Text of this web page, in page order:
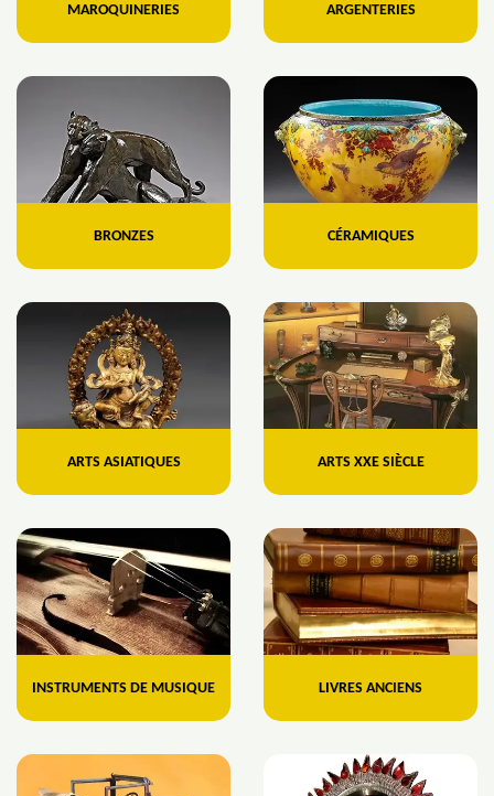
MAROQUINERIES ARGENTERIES
BRONZES CÉRAMIQUES
ARTS ASIATIQUES ARTS XXE SIÈCLE
INSTRUMENTS DE MUSIQUE LIVRES ANCIENS